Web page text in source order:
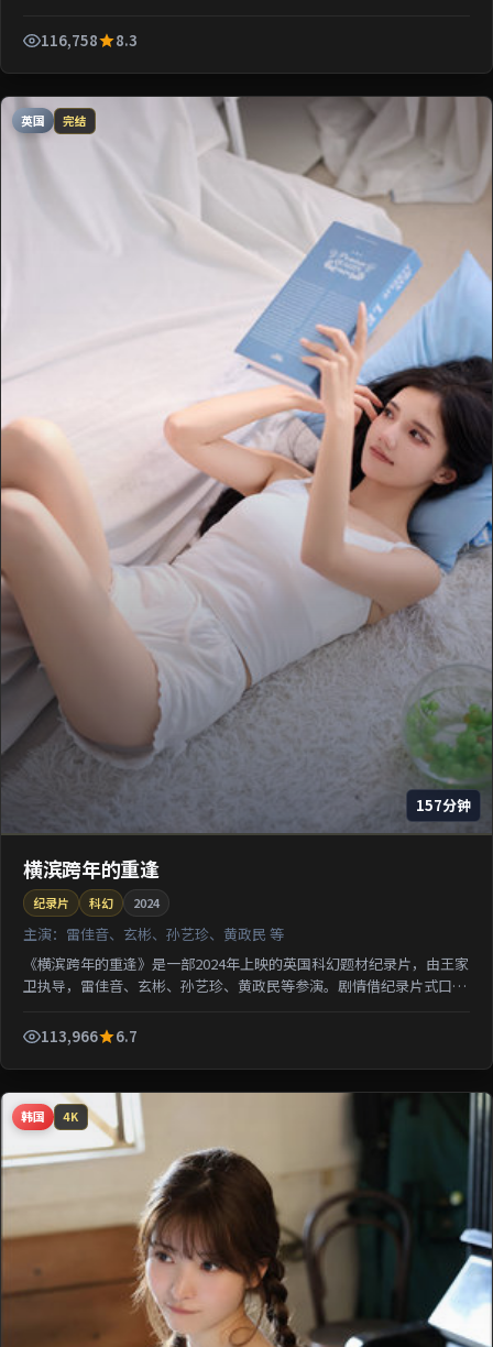
116,758
8.3
英国 完结
157分钟
横滨跨年的重逢
纪录片 科幻 2024
主演： 雷佳音、玄彬、孙艺珍、黄政民 等
《横滨跨年的重逢》是一部2024年上映的英国科幻题材纪录片，由王家
卫执导，雷佳音、玄彬、孙艺珍、黄政民等参演。剧情借纪录片式口吻
113,966
6.7
韩国 4K